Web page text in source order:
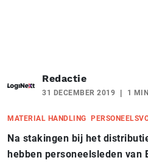
Redactie
31 DECEMBER 2019 1 MIN
MATERIAL HANDLING
Na stakingen bij het
hebben personeelsleden van